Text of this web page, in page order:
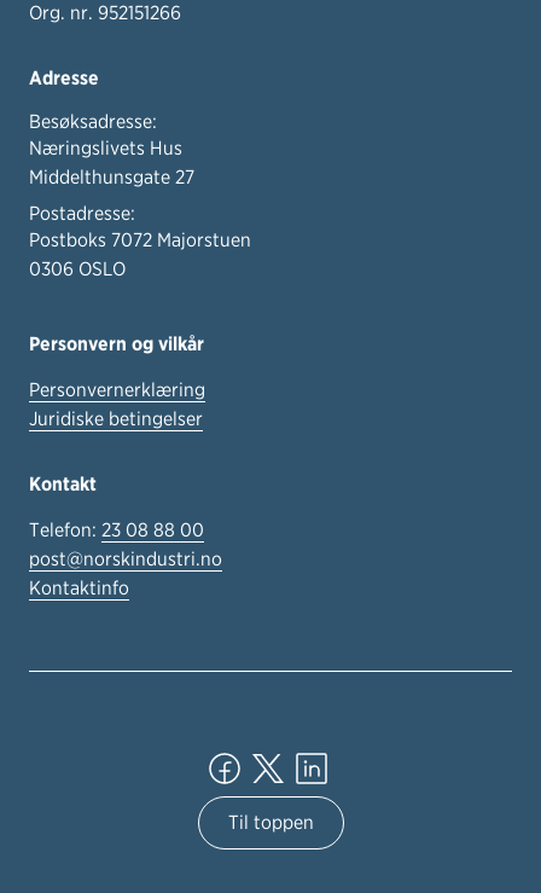
Org. nr. 952151266
Adresse
Besøksadresse:
Næringslivets Hus
Middelthunsgate 27
Postadresse:
Postboks 7072 Majorstuen
0306 OSLO
Personvern og vilkår
Personvernerklæring
Juridiske betingelser
Kontakt
Telefon: 23 08 88 00
post@norskindustri.no
Kontaktinfo
Til toppen